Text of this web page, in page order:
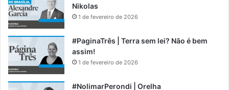
Nikolas
1 de fevereiro de 2026
#PaginaTrês | Terra sem lei? Não é bem
assim!
1 de fevereiro de 2026
#NolimarPerondi | Orelha